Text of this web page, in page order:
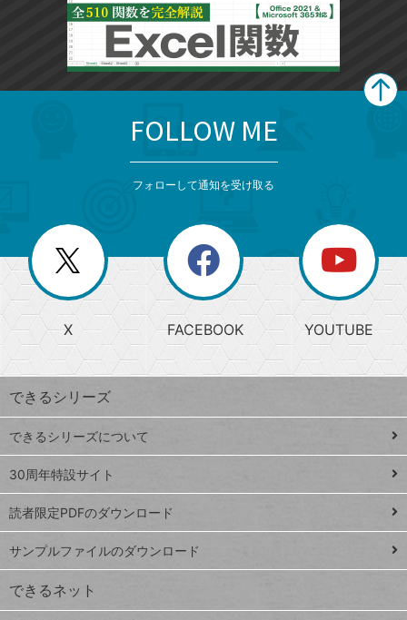
じ
る
search
検
索
上
昇
ワ
ー
ド
Google
スプレ
ッドシ
ート
iPhone
VLOOKUP
閉
じ
る
ー
か
ら
探
す
ト
ッ
プ
ペ
ジ
連載
FOLLOW ME
フォローして通知を受け取る
X FACEBOOK YOUTUBE
できるシリーズ
できるシリーズについて
30周年特設サイト
読者限定PDFのダウンロード
サンプルファイルのダウンロード
できるネット